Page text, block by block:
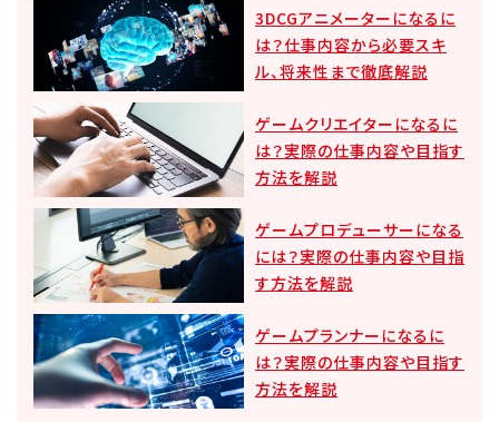
3DCGアニメーターになるに
は？仕事内容から必要スキ
ル、将来性まで徹底解説
ゲームクリエイターになるに
は？実際の仕事内容や目指す
方法を解説
ゲームプロデューサーになる
には？実際の仕事内容や目指
す方法を解説
ゲームプランナーになるに
は？実際の仕事内容や目指す
方法を解説